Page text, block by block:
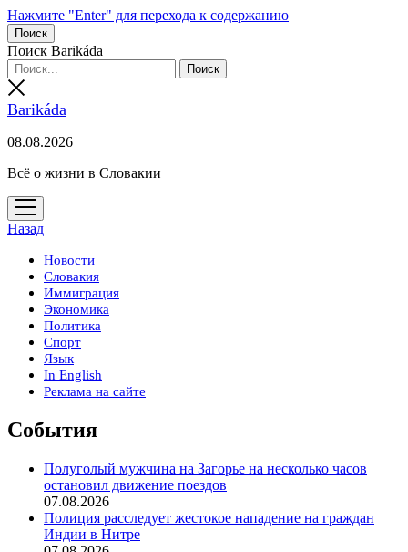
Нажмите "Enter" для перехода к содержанию
Поиск
Поиск Barikáda
Barikáda
08.08.2026
Всё о жизни в Словакии
открыть
меню
Назад
Новости
Словакия
Иммиграция
Экономика
Политика
Спорт
Язык
In English
Реклама на сайте
События
Полуголый мужчина на Загорье на несколько часов
остановил движение поездов
07.08.2026
Полиция расследует жестокое нападение на граждан
Индии в Нитре